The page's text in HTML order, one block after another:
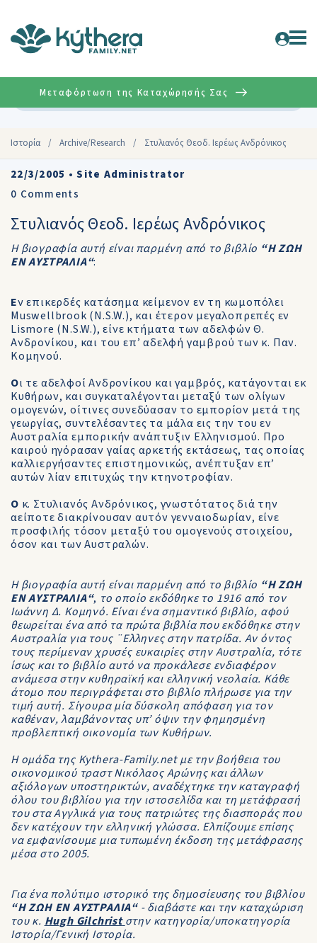
Ιστορία / Archive/Research / Στυλιανός Θεοδ. Ιερέως Ανδρόνικος
Μεταφόρτωση της Καταχώρησής Σας
22/3/2005 •Site Administrator
0 Comments
Στυλιανός Θεοδ. Ιερέως Ανδρόνικος
Η βιογραφία αυτή είναι παρμένη από το βιβλίο “Η ΖΩΗ
ΕΝ ΑΥΣΤΡΑΛΙΑ“:
Εν επικερδές κατάσημα κείμενον εν τη κωμοπόλει
Muswellbrook (N.S.W.), και έτερον μεγαλοπρεπές εν
Lismore (N.S.W.), είνε κτήματα των αδελφών Θ.
Ανδρονίκου, και του επ’ αδελφή γαμβρού των κ. Παν.
Κομηνού.
Οι τε αδελφοί Ανδρονίκου και γαμβρός, κατάγονται εκ
Κυθήρων, και συγκαταλέγονται μεταξύ των ολίγων
ομογενών, οίτινες συνεδύασαν το εμπορίον μετά της
γεωργίας, συντελέσαντες τα μάλα εις την του εν
Αυστραλία εμπορικήν ανάπτυξιν Ελληνισμού. Προ
καιρού ηγόρασαν γαίας αρκετής εκτάσεως, τας οποίας
καλλιεργήσαντες επιστημονικώς, ανέπτυξαν επ’
αυτών λίαν επιτυχώς την κτηνοτροφίαν.
Ο κ. Στυλιανός Ανδρόνικος, γνωστότατος διά την
αείποτε διακρίνουσαν αυτόν γενναιοδωρίαν, είνε
προσφιλής τόσον μεταξύ του ομογενούς στοιχείου,
όσον και των Αυστραλών.
Η βιογραφία αυτή είναι παρμένη από το βιβλίο “Η ΖΩΗ
ΕΝ ΑΥΣΤΡΑΛΙΑ“, το οποίο εκδόθηκε το 1916 από τον
Ιωάννη Δ. Κομηνό. Είναι ένα σημαντικό βιβλίο, αφού
θεωρείται ένα από τα πρώτα βιβλία που εκδόθηκε στην
Αυστραλία για τους ¨Ελληνες στην πατρίδα. Αν όντος
τους περίμεναν χρυσές ευκαιρίες στην Αυστραλία, τότε
ίσως και το βιβλίο αυτό να προκάλεσε ενδιαφέρον
ανάμεσα στην κυθηραϊκή και ελληνική νεολαία. Κάθε
άτομο που περιγράφεται στο βιβλίο πλήρωσε για την
τιμή αυτή. Σίγουρα μία δύσκολη απόφαση για τον
καθέναν, λαμβάνοντας υπ’ όψιν την φημησμένη
προβλεπτική οικονομία των Κυθήρων.
Η ομάδα της Kythera-Family.net με την βοήθεια του
οικονομικού τραστ Νικόλαος Αρώνης και άλλων
αξιόλογων υποστηρικτών, αναδέχτηκε την καταγραφή
όλου του βιβλίου για την ιστοσελίδα και τη μετάφρασή
του στα Αγγλικά για τους πατριώτες της διασποράς που
δεν κατέχουν την ελληνική γλώσσα. Ελπίζουμε επίσης
να εμφανίσουμε μια τυπωμένη έκδοση της μετάφρασης
μέσα στο 2005.
Για ένα πολύτιμο ιστορικό της δημοσίευσης του βιβλίου
“Η ΖΩΗ ΕΝ ΑΥΣΤΡΑΛΙΑ“ - διαβάστε και την καταχώριση
του κ. Hugh Gilchrist στην κατηγορία/υποκατηγορία
Ιστορία/Γενική Ιστορία.